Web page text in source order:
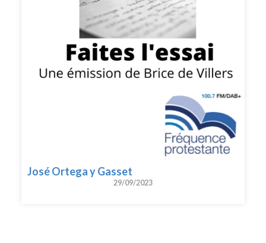
José Ortega y Gasset
29/09/2023